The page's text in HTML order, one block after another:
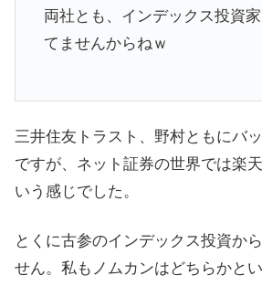
両社とも、インデックス投資
てませんからねｗ
三井住友トラスト、野村ともにバ
ですが、ネット証券の世界では楽
いう感じでした。
とくに古参のインデックス投資か
せん。私もノムカンはどちらかと